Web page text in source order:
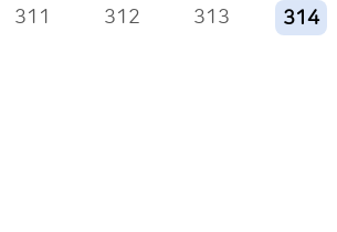
311 312 313 314